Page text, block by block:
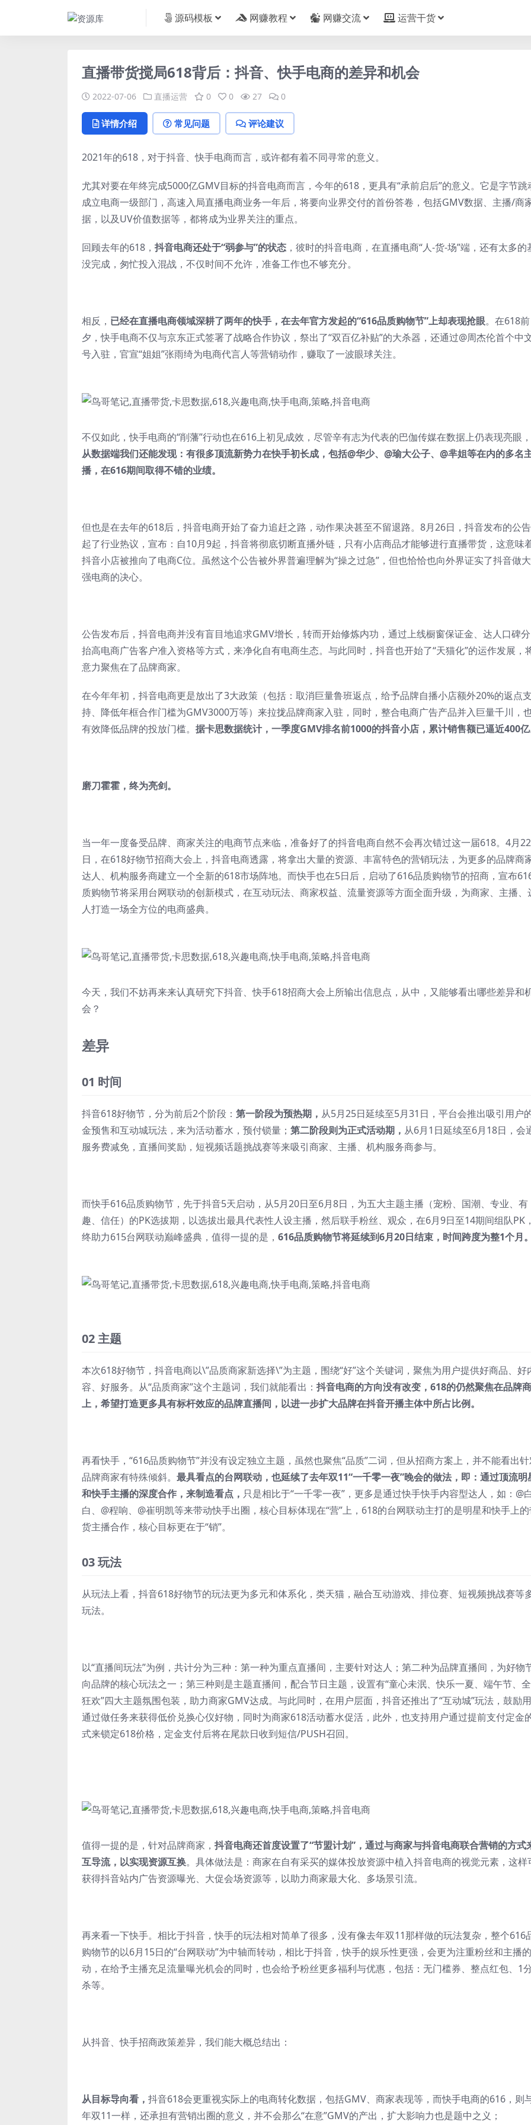
源码模板 网赚教程 网赚交流 运营干货
直播带货搅局618背后：抖音、快手电商的差异和机会
2022-07-06 直播运营 0 0 27 0
详情介绍 常见问题 评论建议
2021年的618，对于抖音、快手电商而言，或许都有着不同寻常的意义。
尤其对要在年终完成5000亿GMV目标的抖音电商而言，今年的618，更具有“承前启后”的意义。它是字节跳
成立电商一级部门，高速入局直播电商业务一年后，将要向业界交付的首份答卷，包括GMV数据、主播/商
据，以及UV价值数据等，都将成为业界关注的重点。
回顾去年的618， 抖音电商还处于“弱参与”的状态 ，彼时的抖音电商，在直播电商“人-货-场”端，还有太多的
没完成，匆忙投入混战，不仅时间不允许，准备工作也不够充分。
相反， 已经在直播电商领域深耕了两年的快手，在去年官方发起的“616品质购物节”上却表现抢眼。在618前
夕，快手电商不仅与京东正式签署了战略合作协议，祭出了“双百亿补贴”的大杀器，还通过@周杰伦首个中
号入驻，官宣“姐姐”张雨绮为电商代言人等营销动作，赚取了一波眼球关注。
不仅如此，快手电商的“削藩”行动也在616上初见成效，尽管辛有志为代表的巴伽传媒在数据上仍表现亮眼，
从数据端我们还能发现：有很多顶流新势力在快手初长成，包括@华少、@瑜大公子、@芈姐等在内的多名
播，在616期间取得不错的业绩。
但也是在去年的618后，抖音电商开始了奋力追赶之路，动作果决甚至不留退路。8月26日，抖音发布的公
起了行业热议，宣布：自10月9起，抖音将彻底切断直播外链，只有小店商品才能够进行直播带货，这意味
抖音小店被推向了电商C位。虽然这个公告被外界普遍理解为“操之过急”，但也恰恰也向外界证实了抖音做
强电商的决心。
公告发布后，抖音电商并没有盲目地追求GMV增长，转而开始修炼内功，通过上线橱窗保证金、达人口碑分
抬高电商广告客户准入资格等方式，来净化自有电商生态。与此同时，抖音也开始了“天猫化”的运作发展，
意力聚焦在了品牌商家。
在今年年初，抖音电商更是放出了3大政策（包括：取消巨量鲁班返点，给予品牌自播小店额外20%的返点支
持、降低年框合作门槛为GMV3000万等）来拉拢品牌商家入驻，同时，整合电商广告产品并入巨量千川，
有效降低品牌的投放门槛。 据卡思数据统计，一季度GMV排名前1000的抖音小店，累计销售额已逼近400亿
磨刀霍霍，终为亮剑。
当一年一度备受品牌、商家关注的电商节点来临，准备好了的抖音电商自然不会再次错过这一届618。4月22
日，在618好物节招商大会上，抖音电商透露，将拿出大量的资源、丰富特色的营销玩法，为更多的品牌商家
达人、机构服务商建立一个全新的618市场阵地。而快手也在5日后，启动了616品质购物节的招商，宣布
质购物节将采用台网联动的创新模式，在互动玩法、商家权益、流量资源等方面全面升级，为商家、主播、
人打造一场全方位的电商盛典。
今天，我们不妨再来来认真研究下抖音、快手618招商大会上所输出信息点，从中，又能够看出哪些差异和
会？
差异
01 时间
抖音618好物节，分为前后2个阶段： 第一阶段为预热期， 从5月25日延续至5月31日，平台会推出吸引用户
金预售和互动城玩法，来为活动蓄水，预付锁量； 第二阶段则为正式活动期， 从6月1日延续至6月18日，会
服务费减免，直播间奖励，短视频话题挑战赛等来吸引商家、主播、机构服务商参与。
而快手616品质购物节，先于抖音5天启动，从5月20日至6月8日，为五大主题主播（宠粉、国潮、专业、有
趣、信任）的PK选拔期，以选拔出最具代表性人设主播，然后联手粉丝、观众，在6月9日至14期间组队PK
终助力615台网联动巅峰盛典，值得一提的是， 616品质购物节将延续到6月20日结束，时间跨度为整1个月。
02 主题
本次618好物节，抖音电商以\”品质商家新选择\”为主题，围绕“好”这个关键词，聚焦为用户提供好商品、好
容、好服务。从“品质商家”这个主题词，我们就能看出： 抖音电商的方向没有改变，618的仍然聚焦在品牌
上，希望打造更多具有标杆效应的品牌直播间，以进一步扩大品牌在抖音开播主体中所占比例。
再看快手，“616品质购物节”并没有设定独立主题，虽然也聚焦“品质”二词，但从招商方案上，并不能看出
品牌商家有特殊倾斜。 最具看点的台网联动，也延续了去年双11“一千零一夜”晚会的做法，即：通过顶流明
和快手主播的深度合作，来制造看点， 只是相比于“一千零一夜”，更多是通过快手快手内容型达人，如：@
白、@程响、@崔明凯等来带动快手出圈，核心目标体现在“营”上，618的台网联动主打的是明星和快手上
货主播合作，核心目标更在于“销”。
03 玩法
从玩法上看，抖音618好物节的玩法更为多元和体系化，类天猫，融合互动游戏、排位赛、短视频挑战赛等
玩法。
以“直播间玩法”为例，共计分为三种：第一种为重点直播间，主要针对达人；第二种为品牌直播间，为好物
向品牌的核心玩法之一；第三种则是主题直播间，配合节日主题，设置有“童心未泯、快乐一夏、端午节、
狂欢”四大主题氛围包装，助力商家GMV达成。与此同时，在用户层面，抖音还推出了“互动城”玩法，鼓励
通过做任务来获得低价兑换心仪好物，同时为商家618活动蓄水促活，此外，也支持用户通过提前支付定金
式来锁定618价格，定金支付后将在尾款日收到短信/PUSH召回。
值得一提的是，针对品牌商家， 抖音电商还首度设置了“节盟计划”，通过与商家与抖音电商联合营销的方式
互导流，以实现资源互换。具体做法是：商家在自有采买的媒体投放资源中植入抖音电商的视觉元素，这样
获得抖音站内广告资源曝光、大促会场资源等，以助力商家最大化、多场景引流。
再来看一下快手。相比于抖音，快手的玩法相对简单了很多，没有像去年双11那样做的玩法复杂，整个616
购物节的以6月15日的“台网联动”为中轴而转动，相比于抖音，快手的娱乐性更强，会更为注重粉丝和主播
动，在给予主播充足流量曝光机会的同时，也会给予粉丝更多福利与优惠，包括：无门槛券、整点红包、1
杀等。
从抖音、快手招商政策差异，我们能大概总结出：
从目标导向看， 抖音618会更重视实际上的电商转化数据，包括GMV、商家表现等，而快手电商的616，则
年双11一样，还承担有营销出圈的意义，并不会那么“在意”GMV的产出，扩大影响力也是题中之义；